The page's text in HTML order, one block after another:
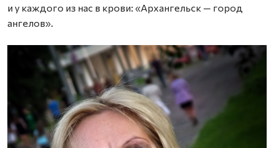
и у каждого из нас в крови: «Архангельск — город
ангелов».